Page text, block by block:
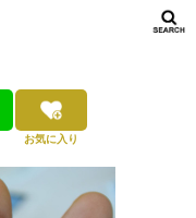
お気に入り